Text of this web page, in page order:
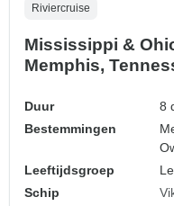
Riviercruise
Mississippi &
Memphis,
Duur
8
Bestemmingen
Leeftijdsgroep
Schip